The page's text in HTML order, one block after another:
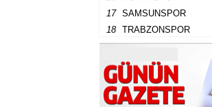
17
SAMSUNSPOR
18
TRABZONSPOR